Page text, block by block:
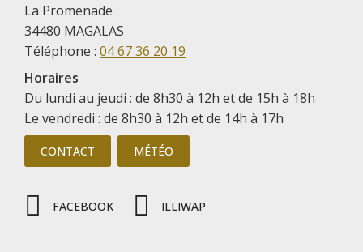
La Promenade
34480 MAGALAS
Téléphone : 04 67 36 20 19
Horaires
Du lundi au jeudi : de 8h30 à 12h et de 15h à 18h
Le vendredi : de 8h30 à 12h et de 14h à 17h
CONTACT MÉTÉO
FACEBOOK ILLIWAP